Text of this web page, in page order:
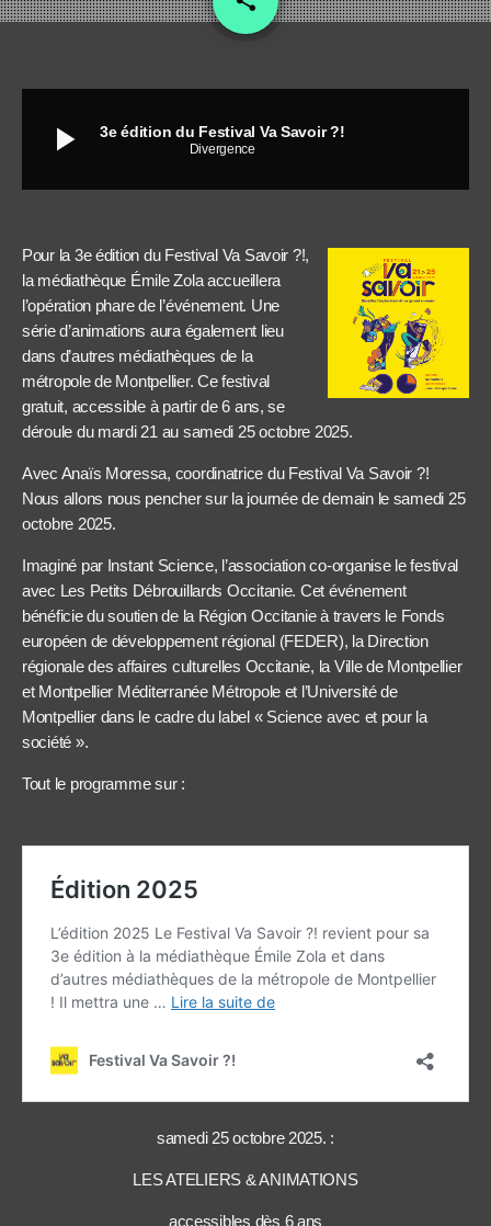
play_arrow 3e édition du Festival Va Savoir ?!
Divergence
Pour la 3e édition du Festival Va Savoir ?!,
la médiathèque Émile Zola accueillera
l’opération phare de l’événement. Une
série d’animations aura également lieu
dans d’autres médiathèques de la
métropole de Montpellier. Ce festival
gratuit, accessible à partir de 6 ans, se
déroule du mardi 21 au samedi 25 octobre 2025.
Avec Anaïs Moressa, coordinatrice du Festival Va Savoir ?!
Nous allons nous pencher sur la journée de demain le samedi 25
octobre 2025.
Imaginé par Instant Science, l’association co-organise le festival
avec Les Petits Débrouillards Occitanie. Cet événement
bénéficie du soutien de la Région Occitanie à travers le Fonds
européen de développement régional (FEDER), la Direction
régionale des affaires culturelles Occitanie, la Ville de Montpellier
et Montpellier Méditerranée Métropole et l’Université de
Montpellier dans le cadre du label « Science avec et pour la
société ».
Tout le programme sur :
samedi 25 octobre 2025. :
LES ATELIERS & ANIMATIONS
accessibles dès 6 ans